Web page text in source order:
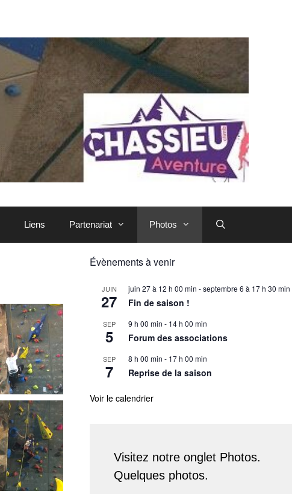
Liens Partenariat Photos
Évènements à venir
JUIN
27
juin 27 à 12 h 00 min -septembre 6 à 17 h 30 min
Fin de saison !
SEP
5
9 h 00 min - 14 h 00 min
Forum des associations
SEP
7
8 h 00 min - 17 h 00 min
Reprise de la saison
Voir le calendrier
Visitez notre onglet Photos.
Quelques photos.